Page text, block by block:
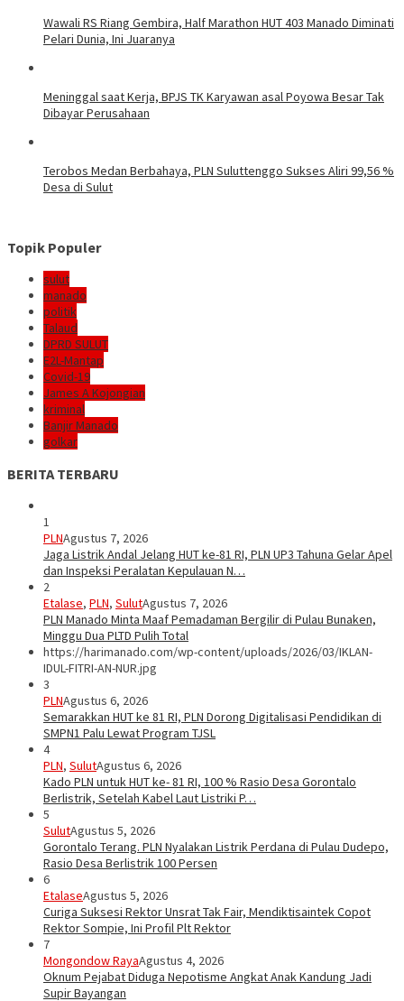
Wawali RS Riang Gembira, Half Marathon HUT 403 Manado Diminati
Pelari Dunia, Ini Juaranya
Meninggal saat Kerja, BPJS TK Karyawan asal Poyowa Besar Tak
Dibayar Perusahaan
Terobos Medan Berbahaya, PLN Suluttenggo Sukses Aliri 99,56 %
Desa di Sulut
Topik Populer
sulut
manado
politik
Talaud
DPRD SULUT
E2L-Mantap
Covid-19
James A Kojongian
kriminal
Banjir Manado
golkar
BERITA TERBARU
1
PLNAgustus 7, 2026
Jaga Listrik Andal Jelang HUT ke-81 RI, PLN UP3 Tahuna Gelar Apel
dan Inspeksi Peralatan Kepulauan N…
2
Etalase, PLN, SulutAgustus 7, 2026
PLN Manado Minta Maaf Pemadaman Bergilir di Pulau Bunaken,
Minggu Dua PLTD Pulih Total
https://harimanado.com/wp-content/uploads/2026/03/IKLAN-
IDUL-FITRI-AN-NUR.jpg
3
PLNAgustus 6, 2026
Semarakkan HUT ke 81 RI, PLN Dorong Digitalisasi Pendidikan di
SMPN1 Palu Lewat Program TJSL
4
PLN, SulutAgustus 6, 2026
Kado PLN untuk HUT ke- 81 RI, 100 % Rasio Desa Gorontalo
Berlistrik, Setelah Kabel Laut Listriki P…
5
SulutAgustus 5, 2026
Gorontalo Terang. PLN Nyalakan Listrik Perdana di Pulau Dudepo,
Rasio Desa Berlistrik 100 Persen
6
EtalaseAgustus 5, 2026
Curiga Suksesi Rektor Unsrat Tak Fair, Mendiktisaintek Copot
Rektor Sompie, Ini Profil Plt Rektor
7
Mongondow RayaAgustus 4, 2026
Oknum Pejabat Diduga Nepotisme Angkat Anak Kandung Jadi
Supir Bayangan